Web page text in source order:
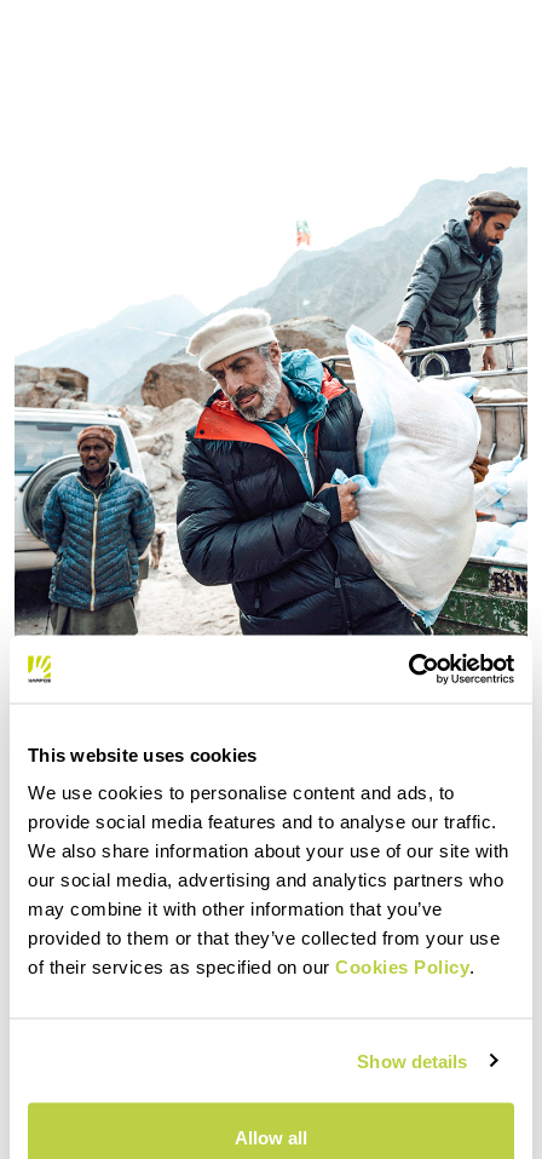
This website uses cookies
We use cookies to personalise content and ads, to
provide social media features and to analyse our traffic.
We also share information about your use of our site with
our social media, advertising and analytics partners who
may combine it with other information that you’ve
provided to them or that they’ve collected from your use
of their services as specified on our Cookies Policy.
Show details
Allow all